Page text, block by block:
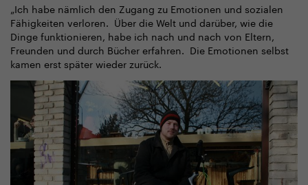
„Ich habe nämlich den Zugang zu Emotionen und sozialen
Fähigkeiten verloren. Über die Welt und darüber, wie die
Dinge funktionieren, habe ich nach und nach von Eltern,
Freunden und durch Bücher erfahren. Die Emotionen selbst
kamen erst später wieder zurück.